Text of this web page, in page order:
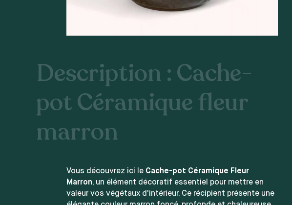
Description : Cache-
pot Céramique fleur
marron
Vous découvrez ici le Cache-pot Céramique Fleur
Marron, un élément décoratif essentiel pour mettre en
valeur vos végétaux d'intérieur. Ce récipient présente une